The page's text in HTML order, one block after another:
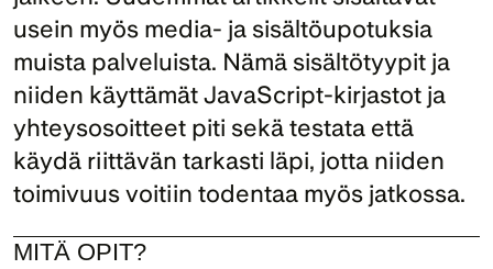
usein myös media- ja sisältöupotuksia
muista palveluista. Nämä sisältötyypit ja
niiden käyttämät JavaScript-kirjastot ja
yhteysosoitteet piti sekä testata että
käydä riittävän tarkasti läpi, jotta niiden
toimivuus voitiin todentaa myös jatkossa.
MITÄ OPIT?